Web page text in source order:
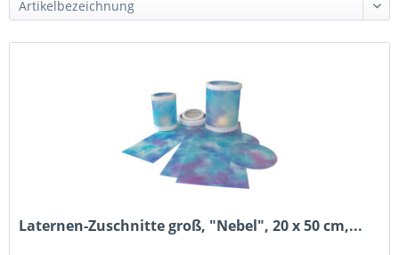
Laternen-Zuschnitte groß, "Nebel", 20 x 50 cm,...